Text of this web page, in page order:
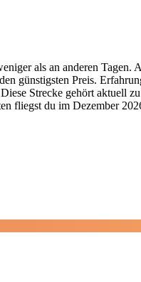
als an anderen Tagen.
günstigsten Preis.
Strecke gehört aktuell zu
fliegst du im Dezember